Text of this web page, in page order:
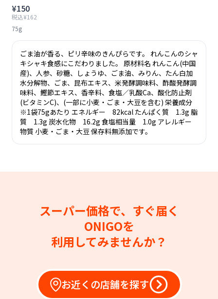
¥150
税込¥162
75g
ごま油が香る、ピリ辛味のきんぴらです。 れんこんのシャ
キシャキ食感にこだわりました。 原材料名 れんこん(中国
産)、人参、砂糖、しょうゆ、ごま油、みりん、たん白加
水分解物、ごま、昆布エキス、米発酵調味料、酢酸発酵調
味料、鰹節エキス、香辛料、食塩／乳酸Ca、酸化防止剤
(ビタミンC)、(一部に小麦・ごま・大豆を含む) 栄養成分
※1袋75gあたり エネルギー 82kcal たんぱく質 1.3g 脂
質 1.3g 炭水化物 16.2g 食塩相当量 1.0g アレルギー
物質 小麦・ごま・大豆 保存料無添加です。
スーパー価格で、すぐ届く
ONIGOを
利用してみませんか？
お近くの店舗を探す